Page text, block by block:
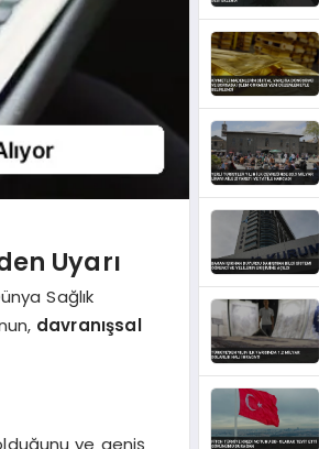
Uyarı
Sağlık
davranışsal
ve geniş